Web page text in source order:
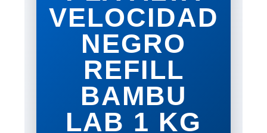
VELOCIDAD
NEGRO
REFILL
BAMBU
LAB 1 KG